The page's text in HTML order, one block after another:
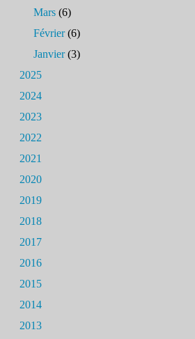
Mars (6)
Février(6)
Janvier(3)
2025
2024
2023
2022
2021
2020
2019
2018
2017
2016
2015
2014
2013